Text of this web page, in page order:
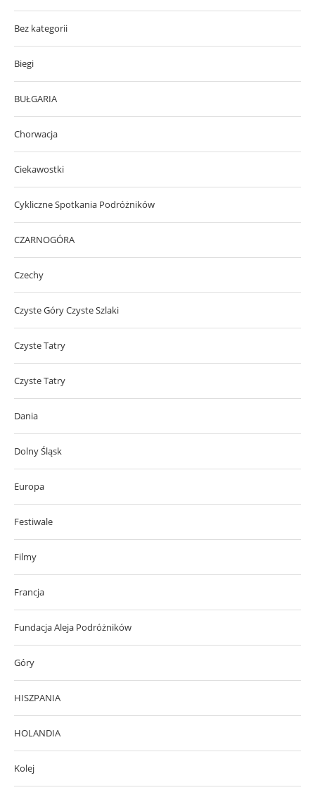
Bez kategorii
Biegi
BUŁGARIA
Chorwacja
Ciekawostki
Cykliczne Spotkania Podróżników
CZARNOGÓRA
Czechy
Czyste Góry Czyste Szlaki
Czyste Tatry
Czyste Tatry
Dania
Dolny Śląsk
Europa
Festiwale
Filmy
Francja
Fundacja Aleja Podróżników
Góry
HISZPANIA
HOLANDIA
Kolej